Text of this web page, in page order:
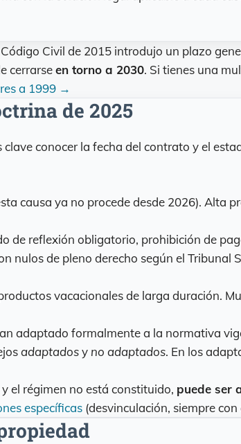
Civil de 2015 introdujo un plazo
cerrarseen torno a 2030. Si tienes una
a 1999 →
de 2025
conocer la fecha del contrato y el
causa ya no procede desde 2026). Alta
de reflexión obligatorio, prohibición de
nulos de pleno derecho según el Tribunal
vacacionales de larga duración.
adaptado formalmente a la normativa
adaptadosy no adaptados. En los
el régimen no está constituido, puede ser
específicas (desvinculación, siempre con